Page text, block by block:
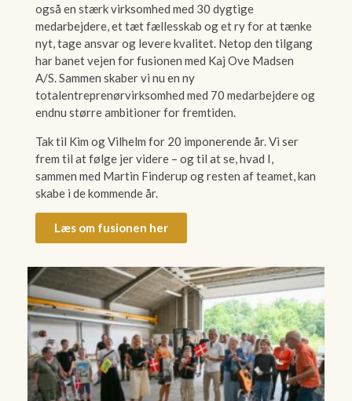
også en stærk virksomhed med 30 dygtige
medarbejdere, et tæt fællesskab og et ry for at tænke
nyt, tage ansvar og levere kvalitet. Netop den tilgang
har banet vejen for fusionen med Kaj Ove Madsen
A/S. Sammen skaber vi nu en ny
totalentreprenørvirksomhed med 70 medarbejdere og
endnu større ambitioner for fremtiden.
Tak til Kim og Vilhelm for 20 imponerende år. Vi ser
frem til at følge jer videre – og til at se, hvad I,
sammen med Martin Finderup og resten af teamet, kan
skabe i de kommende år.
Læs om fusionen her